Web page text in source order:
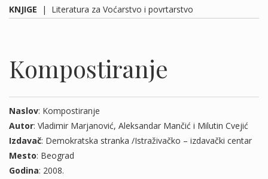
KNJIGE | Literatura za Voćarstvo i povrtarstvo
Kompostiranje
Naslov: Kompostiranje
Autor: Vladimir Marjanović, Aleksandar Mančić i Milutin Cvejić
Izdavač: Demokratska stranka /Istraživačko – izdavački centar
Mesto: Beograd
Godina: 2008.